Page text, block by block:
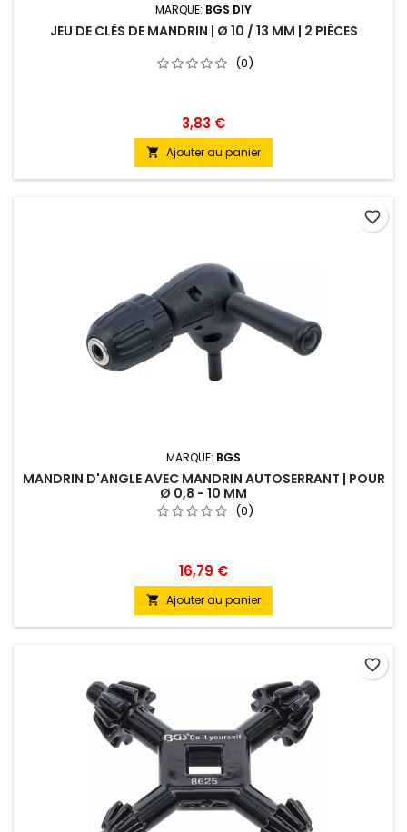
MARQUE: BGS DIY
JEU DE CLÉS DE MANDRIN | Ø 10 / 13 MM | 2 PIÈCES
(0)
3,83 €
 Ajouter au panier
MARQUE: BGS
MANDRIN D'ANGLE AVEC MANDRIN AUTOSERRANT | POUR
Ø 0,8 - 10 MM
(0)
16,79 €
 Ajouter au panier
favorite_border
favorite_border